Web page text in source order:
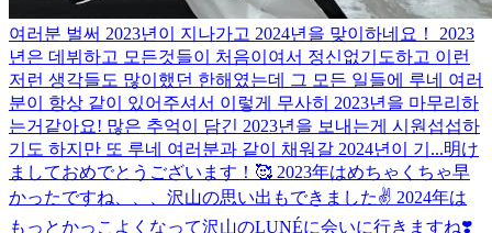
여러분 벌써 2023년이 지나가고 2024년을 맞이하네요！ 2023
년은 데뷔하고 모든것들이 처음이여서 정신없기도하고 이런
저런 생각들도 많이했던 한해였는데 그 모든 일들에 루네 여러
분이 항상 같이 있어주셔서 이렇게 무사히 2023년을 마무리하
는거같아요! 많은 추억이 담긴 2023년을 보내는게 시원섭섭하
기도 하지만 또 루네 여러분과 같이 채워갈 2024년이 기...明け
ましておめでとうございます！🥰 2023年はめちゃくちゃ早
かったですね、、、沢山の思い出もできました✌️ 2024年は
もっとかっこよくなって沢山のLUNÉに会いに行きますね❣️